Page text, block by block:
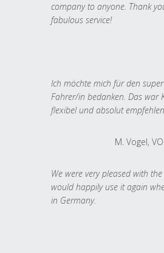
company to anyone. Thank
fabulous service!
Ich möchte mich für den
Fahrer/in bedanken. Das war
flexibel und absolut
M. Vogel,
We were very pleased with
would happily use it again
in Germany.